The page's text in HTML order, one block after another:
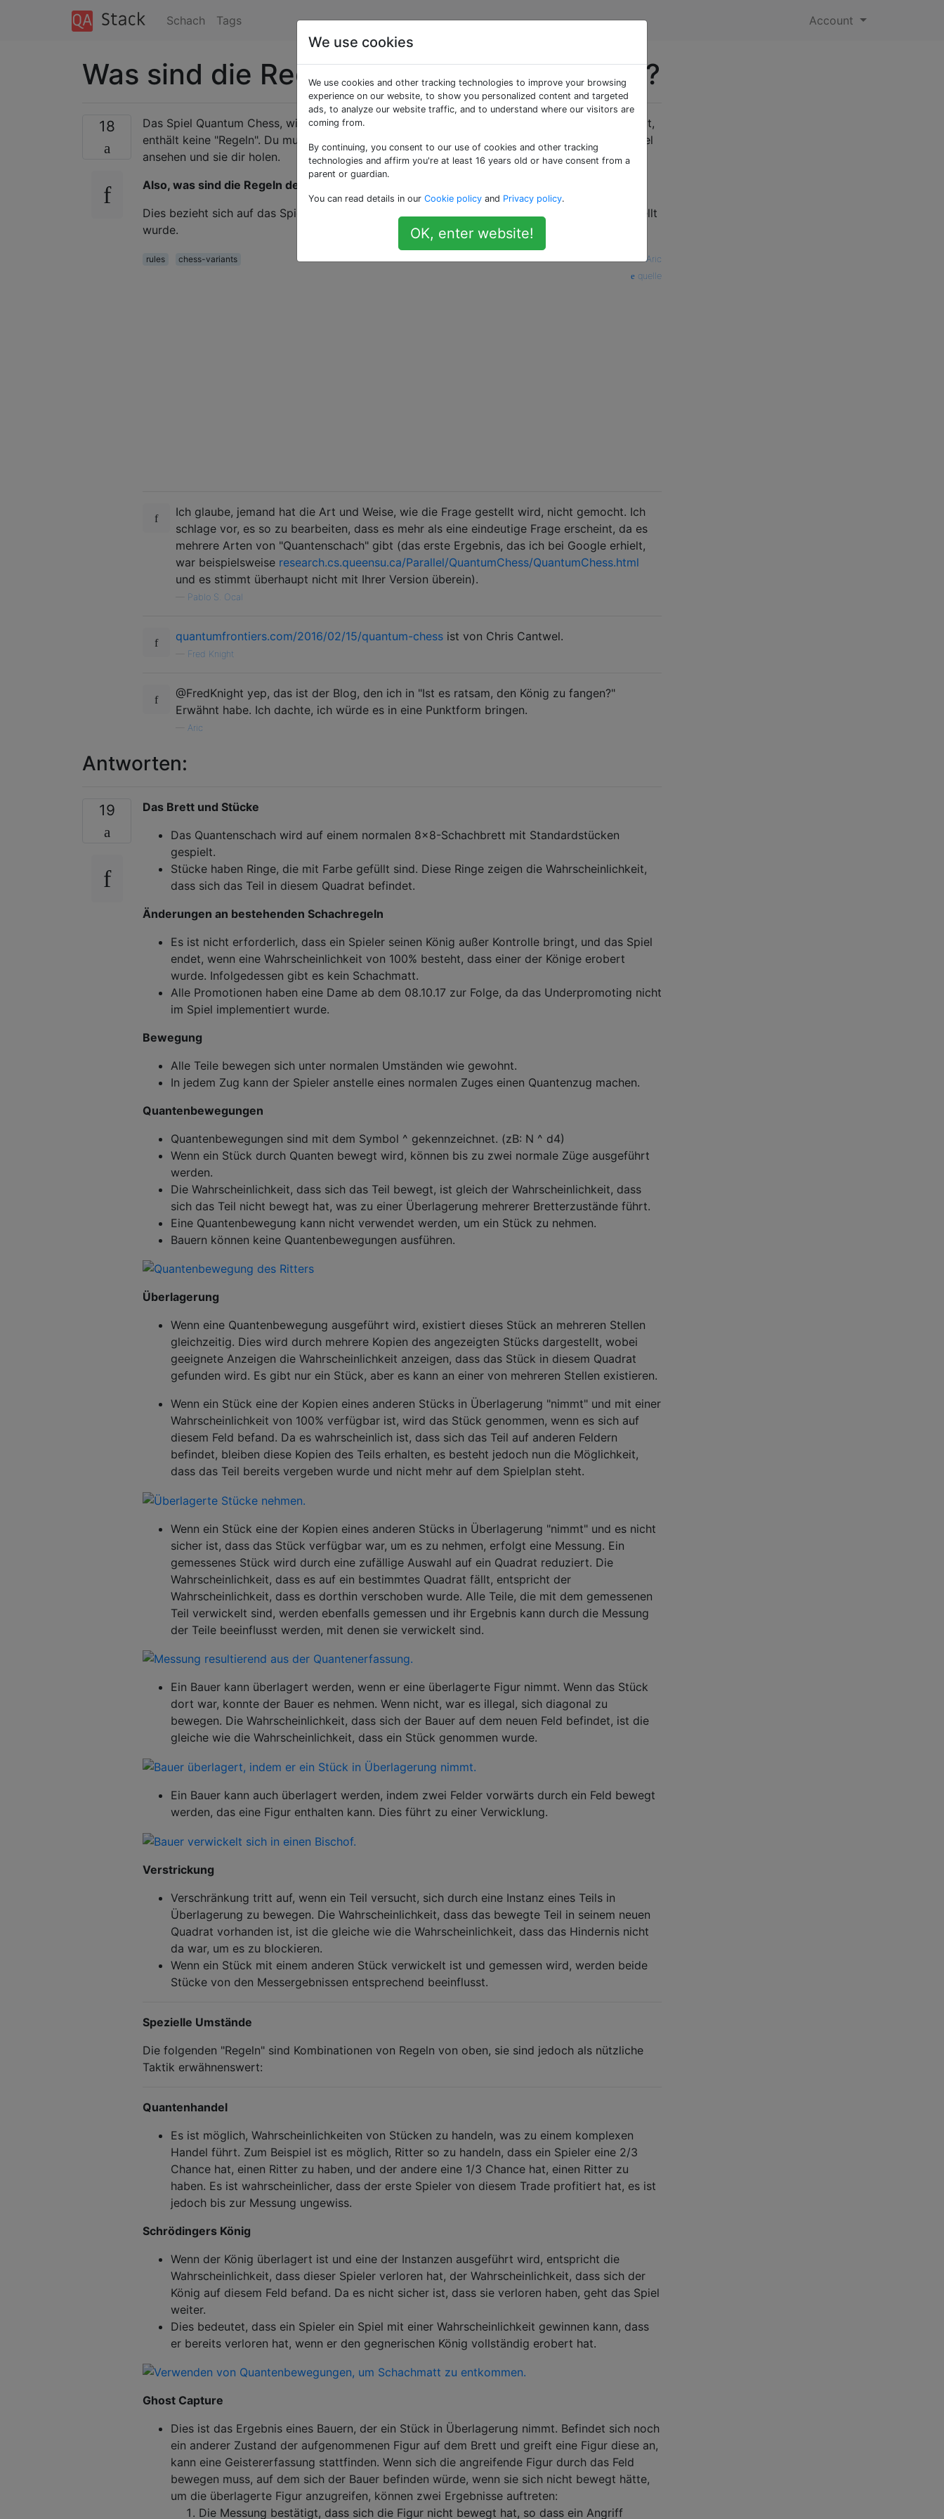
Schach Tags Account
Was sind die Regeln des Quantenschachs?
18
Das Spiel Quantum Chess, wie es in dem Video zu sehen ist, in dem Paul Rudd Hawking besiegt,
enthält keine "Regeln". Du musst entweder das Tutorial im Spiel machen, dir ein Video zum Spiel
ansehen und sie dir holen.
Also, was sind die Regeln des Quantenschachs?
Dies bezieht sich auf das Spiel (derzeit nur bei Steam verfügbar), das von Chris Cantwell erstellt
wurde.
rules chess-variants —Aric
quelle
Ich glaube, jemand hat die Art und Weise, wie die Frage gestellt wird, nicht gemocht. Ich
schlage vor, es so zu bearbeiten, dass es mehr als eine eindeutige Frage erscheint, da es
mehrere Arten von "Quantenschach" gibt (das erste Ergebnis, das ich bei Google erhielt,
war beispielsweise research.cs.queensu.ca/Parallel/QuantumChess/QuantumChess.html
und es stimmt überhaupt nicht mit Ihrer Version überein).
Pablo S. Ocal
quantumfrontiers.com/2016/02/15/quantum-chess ist von Chris Cantwel.
Fred Knight
@FredKnight yep, das ist der Blog, den ich in "Ist es ratsam, den König zu fangen?"
Erwähnt habe. Ich dachte, ich würde es in eine Punktform bringen.
Aric
Antworten:
19
Das Brett und Stücke
Das Quantenschach wird auf einem normalen 8x8-Schachbrett mit Standardstücken
gespielt.
Stücke haben Ringe, die mit Farbe gefüllt sind. Diese Ringe zeigen die Wahrscheinlichkeit,
dass sich das Teil in diesem Quadrat befindet.
Änderungen an bestehenden Schachregeln
Es ist nicht erforderlich, dass ein Spieler seinen König außer Kontrolle bringt, und das Spiel
endet, wenn eine Wahrscheinlichkeit von 100% besteht, dass einer der Könige erobert
wurde. Infolgedessen gibt es kein Schachmatt.
Alle Promotionen haben eine Dame ab dem 08.10.17 zur Folge, da das Underpromoting nicht
im Spiel implementiert wurde.
Bewegung
Alle Teile bewegen sich unter normalen Umständen wie gewohnt.
In jedem Zug kann der Spieler anstelle eines normalen Zuges einen Quantenzug machen.
Quantenbewegungen
Quantenbewegungen sind mit dem Symbol ^ gekennzeichnet. (zB: N ^ d4)
Wenn ein Stück durch Quanten bewegt wird, können bis zu zwei normale Züge ausgeführt
werden.
Die Wahrscheinlichkeit, dass sich das Teil bewegt, ist gleich der Wahrscheinlichkeit, dass
sich das Teil nicht bewegt hat, was zu einer Überlagerung mehrerer Bretterzustände führt.
Eine Quantenbewegung kann nicht verwendet werden, um ein Stück zu nehmen.
Bauern können keine Quantenbewegungen ausführen.
Überlagerung
Wenn eine Quantenbewegung ausgeführt wird, existiert dieses Stück an mehreren Stellen
gleichzeitig. Dies wird durch mehrere Kopien des angezeigten Stücks dargestellt, wobei
geeignete Anzeigen die Wahrscheinlichkeit anzeigen, dass das Stück in diesem Quadrat
gefunden wird. Es gibt nur ein Stück, aber es kann an einer von mehreren Stellen existieren.
Wenn ein Stück eine der Kopien eines anderen Stücks in Überlagerung "nimmt" und mit einer
Wahrscheinlichkeit von 100% verfügbar ist, wird das Stück genommen, wenn es sich auf
diesem Feld befand. Da es wahrscheinlich ist, dass sich das Teil auf anderen Feldern
befindet, bleiben diese Kopien des Teils erhalten, es besteht jedoch nun die Möglichkeit,
dass das Teil bereits vergeben wurde und nicht mehr auf dem Spielplan steht.
Wenn ein Stück eine der Kopien eines anderen Stücks in Überlagerung "nimmt" und es nicht
sicher ist, dass das Stück verfügbar war, um es zu nehmen, erfolgt eine Messung. Ein
gemessenes Stück wird durch eine zufällige Auswahl auf ein Quadrat reduziert. Die
Wahrscheinlichkeit, dass es auf ein bestimmtes Quadrat fällt, entspricht der
Wahrscheinlichkeit, dass es dorthin verschoben wurde. Alle Teile, die mit dem gemessenen
Teil verwickelt sind, werden ebenfalls gemessen und ihr Ergebnis kann durch die Messung
der Teile beeinflusst werden, mit denen sie verwickelt sind.
Ein Bauer kann überlagert werden, wenn er eine überlagerte Figur nimmt. Wenn das Stück
dort war, konnte der Bauer es nehmen. Wenn nicht, war es illegal, sich diagonal zu
bewegen. Die Wahrscheinlichkeit, dass sich der Bauer auf dem neuen Feld befindet, ist die
gleiche wie die Wahrscheinlichkeit, dass ein Stück genommen wurde.
Ein Bauer kann auch überlagert werden, indem zwei Felder vorwärts durch ein Feld bewegt
werden, das eine Figur enthalten kann. Dies führt zu einer Verwicklung.
Verstrickung
Verschränkung tritt auf, wenn ein Teil versucht, sich durch eine Instanz eines Teils in
Überlagerung zu bewegen. Die Wahrscheinlichkeit, dass das bewegte Teil in seinem neuen
Quadrat vorhanden ist, ist die gleiche wie die Wahrscheinlichkeit, dass das Hindernis nicht
da war, um es zu blockieren.
Wenn ein Stück mit einem anderen Stück verwickelt ist und gemessen wird, werden beide
Stücke von den Messergebnissen entsprechend beeinflusst.
Spezielle Umstände
Die folgenden "Regeln" sind Kombinationen von Regeln von oben, sie sind jedoch als nützliche
Taktik erwähnenswert:
Quantenhandel
Es ist möglich, Wahrscheinlichkeiten von Stücken zu handeln, was zu einem komplexen
Handel führt. Zum Beispiel ist es möglich, Ritter so zu handeln, dass ein Spieler eine 2/3
Chance hat, einen Ritter zu haben, und der andere eine 1/3 Chance hat, einen Ritter zu
haben. Es ist wahrscheinlicher, dass der erste Spieler von diesem Trade profitiert hat, es ist
jedoch bis zur Messung ungewiss.
Schrödingers König
Wenn der König überlagert ist und eine der Instanzen ausgeführt wird, entspricht die
Wahrscheinlichkeit, dass dieser Spieler verloren hat, der Wahrscheinlichkeit, dass sich der
König auf diesem Feld befand. Da es nicht sicher ist, dass sie verloren haben, geht das Spiel
weiter.
Dies bedeutet, dass ein Spieler ein Spiel mit einer Wahrscheinlichkeit gewinnen kann, dass
er bereits verloren hat, wenn er den gegnerischen König vollständig erobert hat.
Ghost Capture
Dies ist das Ergebnis eines Bauern, der ein Stück in Überlagerung nimmt. Befindet sich noch
ein anderer Zustand der aufgenommenen Figur auf dem Brett und greift eine Figur diese an,
kann eine Geistererfassung stattfinden. Wenn sich die angreifende Figur durch das Feld
bewegen muss, auf dem sich der Bauer befinden würde, wenn sie sich nicht bewegt hätte,
um die überlagerte Figur anzugreifen, können zwei Ergebnisse auftreten:
Die Messung bestätigt, dass sich die Figur nicht bewegt hat, so dass ein Angriff
We use cookies
We use cookies and other tracking technologies to improve your browsing
experience on our website, to show you personalized content and targeted
ads, to analyze our website traffic, and to understand where our visitors are
coming from.
By continuing, you consent to our use of cookies and other tracking
technologies and affirm you're at least 16 years old or have consent from a
parent or guardian.
You can read details in our Cookie policy and Privacy policy.
OK, enter website!